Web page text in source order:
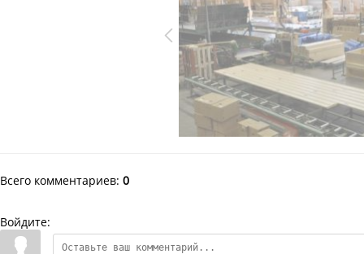
Всего комментариев: 0
Войдите: